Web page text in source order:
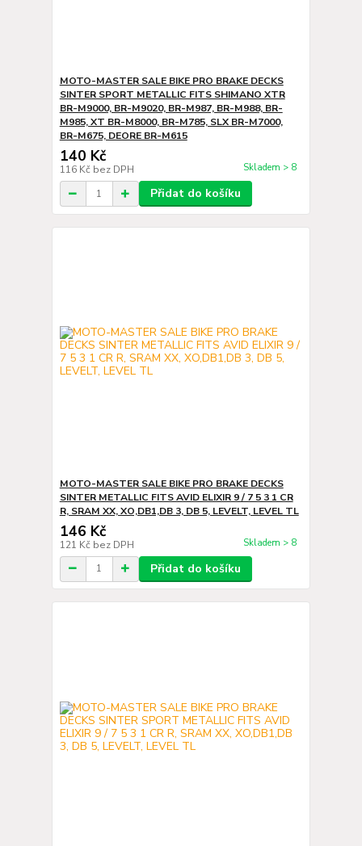
MOTO-MASTER SALE BIKE PRO BRAKE DECKS
SINTER SPORT METALLIC FITS SHIMANO XTR
BR-M9000, BR-M9020, BR-M987, BR-M988, BR-
M985, XT BR-M8000, BR-M785, SLX BR-M7000,
BR-M675, DEORE BR-M615
140 Kč
116 Kč bez DPH Skladem > 8
Přidat do košíku
MOTO-MASTER SALE BIKE PRO BRAKE DECKS
SINTER METALLIC FITS AVID ELIXIR 9 / 7 5 3 1 CR
R, SRAM XX, XO,DB1,DB 3, DB 5, LEVELT, LEVEL TL
146 Kč
121 Kč bez DPH Skladem > 8
Přidat do košíku